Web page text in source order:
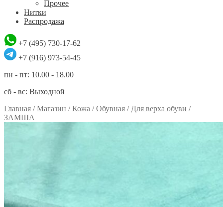
Прочее
Нитки
Распродажа
+7 (495) 730-17-62
+7 (916) 973-54-45
пн - пт: 10.00 - 18.00
сб - вс: Выходной
Главная /Магазин /Кожа /Обувная / Для верха обуви /
ЗАМША